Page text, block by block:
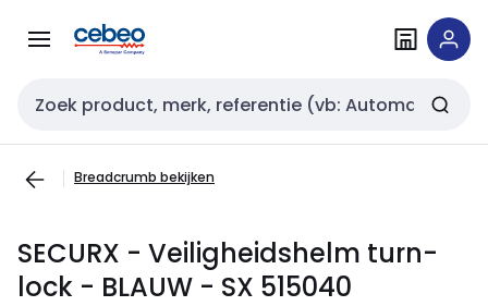
naar
naar
Zoekveld invoer
Breadcrumb bekijken
SECURX - Veiligheidshelm turn-
lock - BLAUW - SX 515040